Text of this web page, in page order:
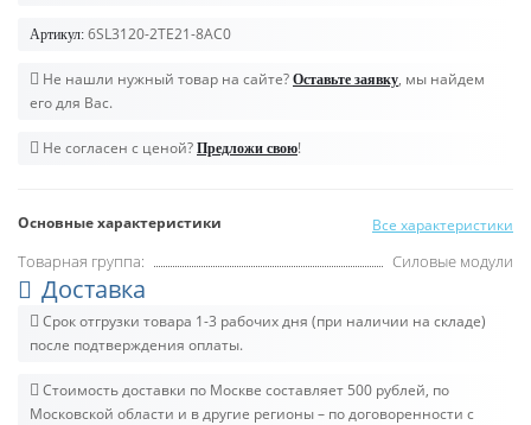
Артикул: 6SL3120-2TE21-8AC0
Не нашли нужный товар на сайте? Оставьте заявку, мы найдем
его для Вас.
Не согласен с ценой? Предложи свою!
Основные характеристики Все характеристики
Товарная группа: Силовые модули
Доставка
Срок отгрузки товара 1-3 рабочих дня (при наличии на складе)
после подтверждения оплаты.
Стоимость доставки по Москве составляет 500 рублей, по
Московской области и в другие регионы – по договоренности с